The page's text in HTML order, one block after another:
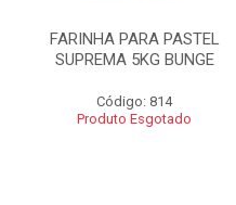
FARINHA PARA PASTEL
SUPREMA 5KG BUNGE
Código: 814
Produto Esgotado